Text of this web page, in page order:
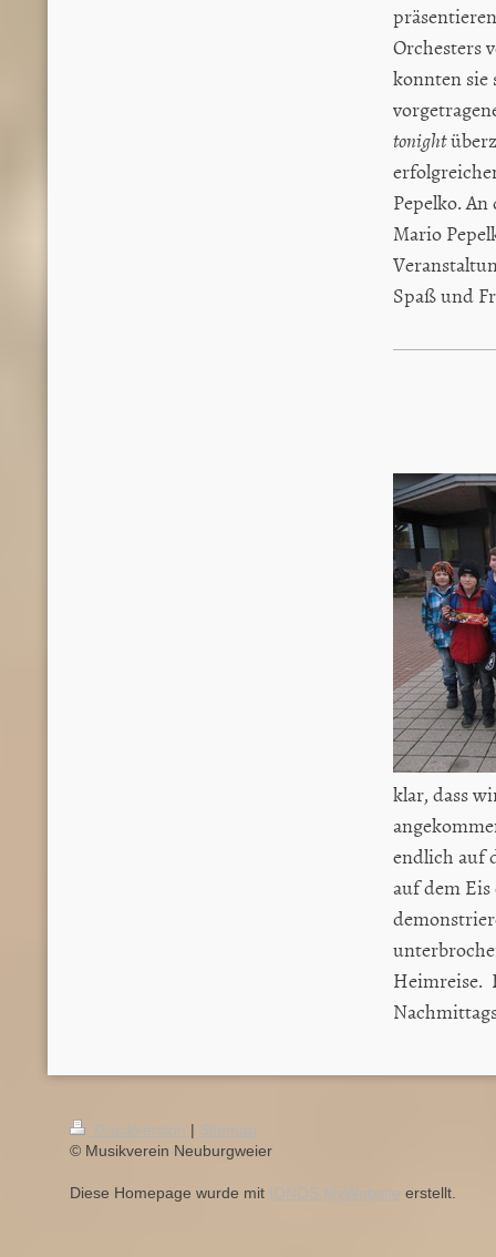
Orchesters
konnten
tonight
Pepelko.
Mario
Spaß und
klar, dass
endlich auf
auf dem
Heimreise.
Druckversion | Sitemap
© Musikverein Neuburgweier
Diese Homepage wurde mit IONOS MyWebsite erstellt.